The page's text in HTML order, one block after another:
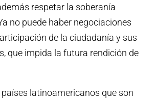
respetar la soberanía
no puede haber negociaciones
de la ciudadanía y sus
que impida la futura rendición de
latinoamericanos que son